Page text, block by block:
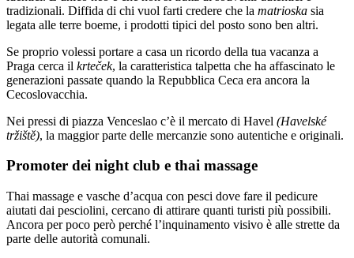
tradizionali. Diffida di chi vuol farti credere che la matrioska sia
legata alle terre boeme, i prodotti tipici del posto sono ben altri.
Se proprio volessi portare a casa un ricordo della tua vacanza a
Praga cerca il krteček, la caratteristica talpetta che ha affascinato le
generazioni passate quando la Repubblica Ceca era ancora la
Cecoslovacchia.
Nei pressi di piazza Venceslao c’è il mercato di Havel (Havelské
tržiště), la maggior parte delle mercanzie sono autentiche e originali.
Promoter dei night club e thai massage
Thai massage e vasche d’acqua con pesci dove fare il pedicure
aiutati dai pesciolini, cercano di attirare quanti turisti più possibili.
Ancora per poco però perché l’inquinamento visivo è alle strette da
parte delle autorità comunali.